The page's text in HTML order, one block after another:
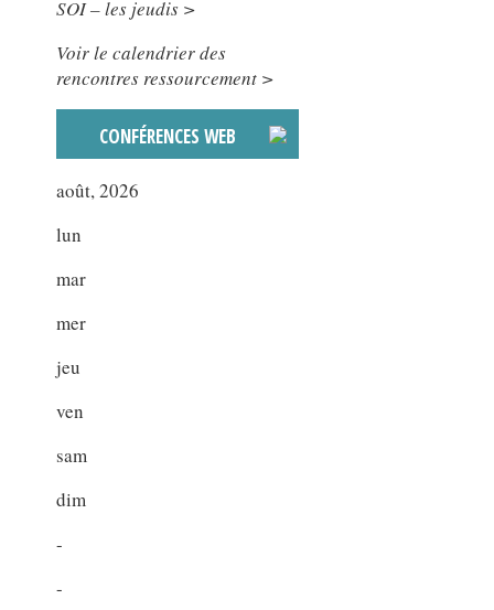
SOI – les jeudis >
Voir le calendrier des
rencontres ressourcement >
CONFÉRENCES WEB
août, 2026
lun
mar
mer
jeu
ven
sam
dim
-
-